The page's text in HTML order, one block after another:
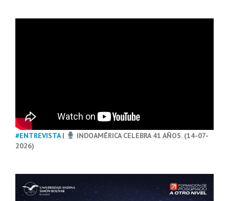
#ENTREVISTA|
INDOAMÉRICA CELEBRA 41 AÑOS. (14-07-
2026)